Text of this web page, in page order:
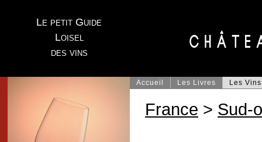
Le petit Guide
Loisel
des vins
Accueil Les Livres Les Vins
France > Sud-